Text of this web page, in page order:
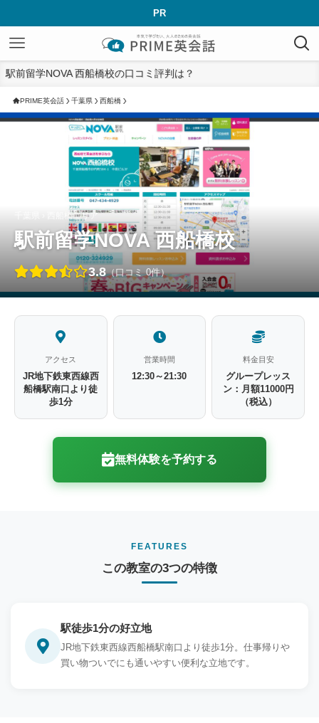
PR
駅前留学NOVA 西船橋校の口コミ評判は？
PRIME英会話 千葉県 西船橋
千葉県 › 西船橋エリア
駅前留学NOVA 西船橋校
3.8（口コミ 0件）
アクセス
JR地下鉄東西線西
船橋駅南口より徒
歩1分
営業時間
12:30～21:30
料金目安
グループレッス
ン：月額11000円
（税込）
無料体験を予約する
FEATURES
この教室の3つの特徴
駅徒歩1分の好立地
JR地下鉄東西線西船橋駅南口より徒歩1分。仕事帰りや
買い物ついでにも通いやすい便利な立地です。